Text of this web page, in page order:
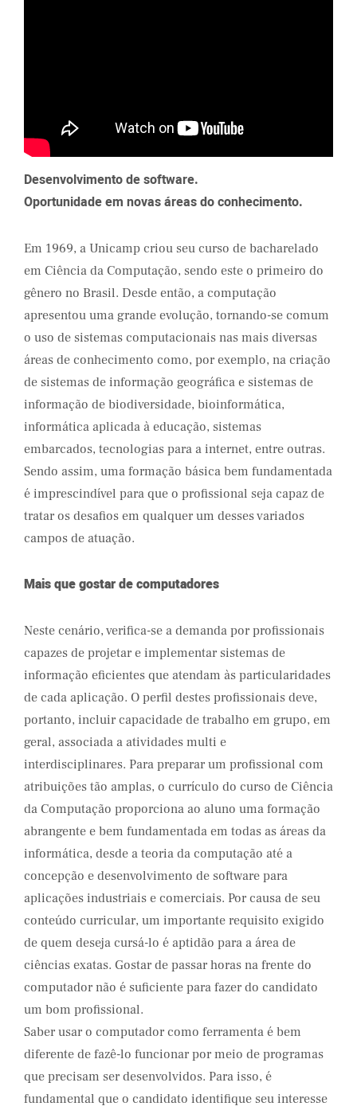
Desenvolvimento de software.
Oportunidade em novas áreas do conhecimento.
Em 1969, a Unicamp criou seu curso de bacharelado
em Ciência da Computação, sendo este o primeiro do
gênero no Brasil. Desde então, a computação
apresentou uma grande evolução, tornando-se comum
o uso de sistemas computacionais nas mais diversas
áreas de conhecimento como, por exemplo, na criação
de sistemas de informação geográfica e sistemas de
informação de biodiversidade, bioinformática,
informática aplicada à educação, sistemas
embarcados, tecnologias para a internet, entre outras.
Sendo assim, uma formação básica bem fundamentada
é imprescindível para que o profissional seja capaz de
tratar os desafios em qualquer um desses variados
campos de atuação.
Mais que gostar de computadores
Neste cenário, verifica-se a demanda por profissionais
capazes de projetar e implementar sistemas de
informação eficientes que atendam às particularidades
de cada aplicação. O perfil destes profissionais deve,
portanto, incluir capacidade de trabalho em grupo, em
geral, associada a atividades multi e
interdisciplinares. Para preparar um profissional com
atribuições tão amplas, o currículo do curso de Ciência
da Computação proporciona ao aluno uma formação
abrangente e bem fundamentada em todas as áreas da
informática, desde a teoria da computação até a
concepção e desenvolvimento de software para
aplicações industriais e comerciais. Por causa de seu
conteúdo curricular, um importante requisito exigido
de quem deseja cursá-lo é aptidão para a área de
ciências exatas. Gostar de passar horas na frente do
computador não é suficiente para fazer do candidato
um bom profissional.
Saber usar o computador como ferramenta é bem
diferente de fazê-lo funcionar por meio de programas
que precisam ser desenvolvidos. Para isso, é
fundamental que o candidato identifique seu interesse